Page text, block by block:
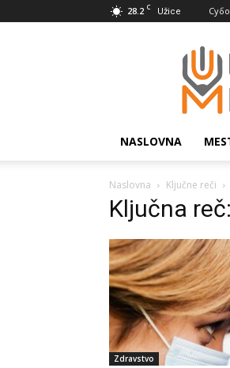
28.2 C Užice
NASLOVNA
Naslovna Ključne reči
Ključna
Zdravstvo